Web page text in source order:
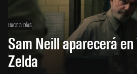
HACE 3 DÍAS
Sam Neill aparecerá
Zelda